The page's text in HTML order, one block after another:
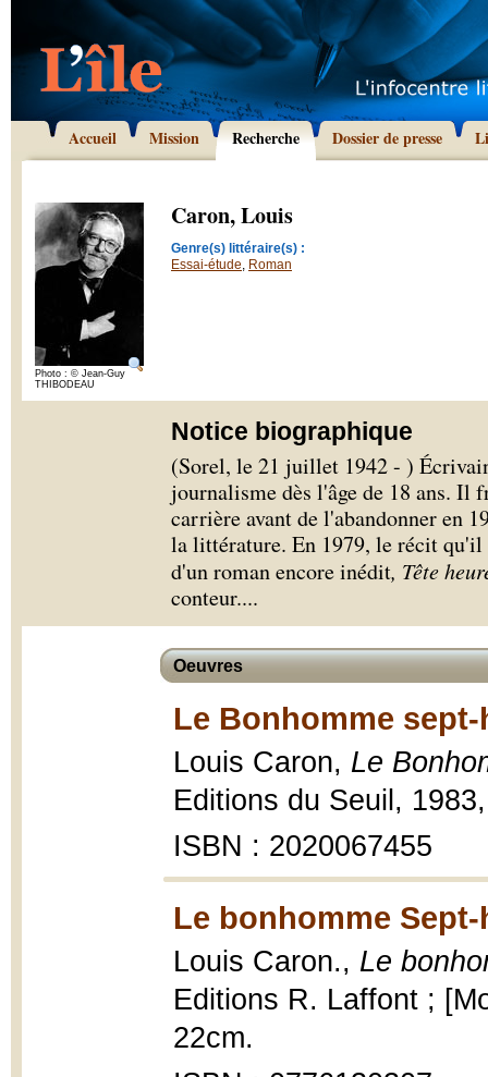
Accueil Mission Recherche Dossier de presse
Photo : © Jean-Guy
THIBODEAU
Caron, Louis
Genre(s) littéraire(s) :
Essai-étude, Roman
Notice biographique
(Sorel, le 21 juillet 1942 - )
journalisme dès l'âge de 18 ans. Il
carrière avant de l'abandonner en
la littérature. En 1979, le récit qu'il
d'un roman encore inédit, Tête
conteur....
Oeuvres
Le Bonhomme sept-
Louis Caron, Le
Editions du Seuil,
ISBN : 2020067455
Le bonhomme Sept-
Louis Caron., Le
Editions R. Laffont ;
22cm.